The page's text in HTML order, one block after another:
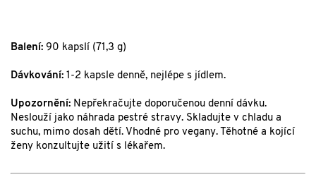
Balení: 90 kapslí (71,3 g)
Dávkování: 1-2 kapsle denně, nejlépe s jídlem.
Upozornění: Nepřekračujte doporučenou denní dávku.
Neslouží jako náhrada pestré stravy. Skladujte v chladu a
suchu, mimo dosah dětí. Vhodné pro vegany. Těhotné a kojící
ženy konzultujte užití s lékařem.